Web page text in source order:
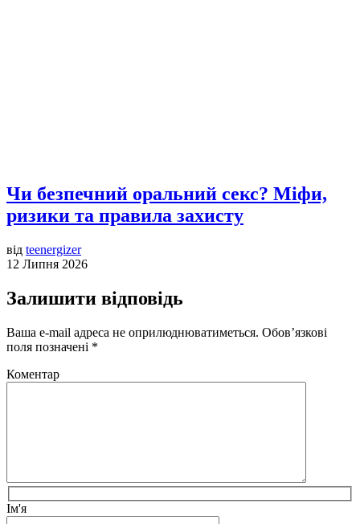
Чи безпечний оральний секс? Міфи,
ризики та правила захисту
від teenergizer
12 Липня 2026
Залишити відповідь
Ваша e-mail адреса не оприлюднюватиметься. Обов’язкові
поля позначені *
Коментар
Ім'я